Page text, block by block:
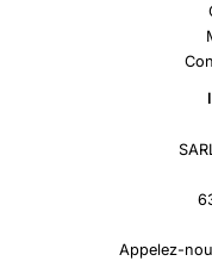
Appelez-